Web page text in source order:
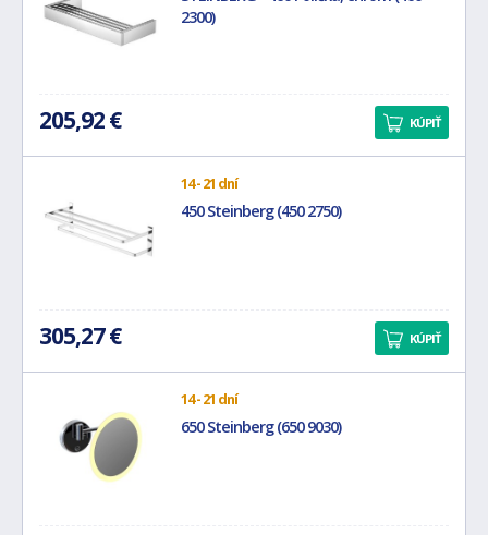
2300)
205,92 € KÚPIŤ
14 - 21 dní
450 Steinberg (450 2750)
305,27 € KÚPIŤ
14 - 21 dní
650 Steinberg (650 9030)